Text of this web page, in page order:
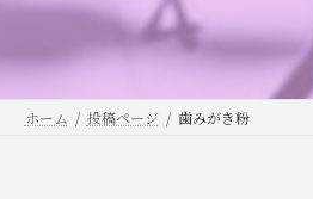
ホーム 投稿ページ 歯みがき粉